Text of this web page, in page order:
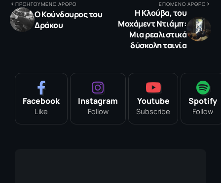
ΠΡΟΗΓΟΥΜΕΝΟ ΑΡΘΡΟ
Ο Κούνδουρος του
Δράκου
ΕΠΟΜΕΝΟ ΑΡΘΡΟ
Η Κλούβα, του
Μοχάμεντ Ντιάμπ:
Μια ρεαλιστικά
δύσκολη ταινία
Facebook
Like
Instagram
Follow
Youtube
Subscribe
Spotify
Follow